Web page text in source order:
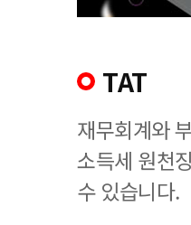
TAT
재무회계와
소득세 원천
수 있습니다.